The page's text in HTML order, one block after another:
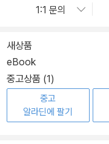
새상품
eBook
중고상품 (1)
중고
알라딘에 팔기